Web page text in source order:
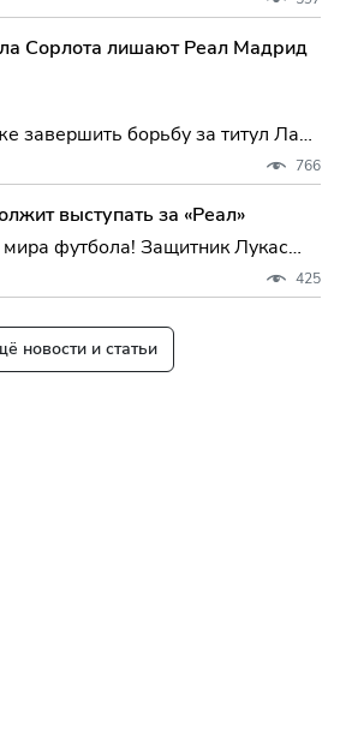
"Реал Мадрид"
Лиги Чемпионов после еще
удача.
Сорлота лишают Реал Мадрид
завершить борьбу за титул Ла
недель назад, но Карло
из-за того, что его команда
после ничьей 4-4 в
766
выступать за «Реал»
футбола! Защитник Лукас
намерение остаться в
полученной из
подпишет новый контракт с
425
новости и статьи